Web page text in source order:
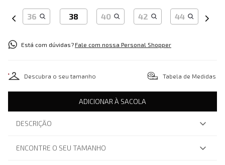
36 38 40 42 44
Está com dúvidas?Fale com nossa Personal Shopper
Descubra o seu tamanho Tabela de Medidas
ADICIONAR À SACOLA
DESCRIÇÃO
ENCONTRE O SEU TAMANHO